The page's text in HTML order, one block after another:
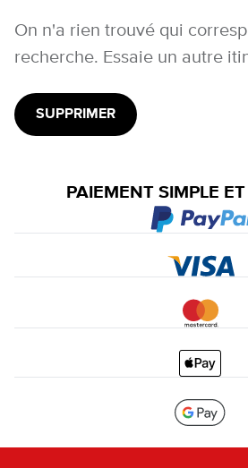
On n'a rien trouvé qui
recherche. Essaie un autre
SUPPRIMER
PAIEMENT SIMPLE